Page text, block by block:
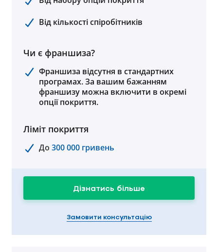
Від кількості спіробітників
Чи є франшиза?
Франшиза відсутня в стандартних
програмах. За вашим бажанням
франшизу можна включити в окремі
опції покриття.
Ліміт покриття
До 300 000 гривень
Замовити консультацію
Дізнатись більше